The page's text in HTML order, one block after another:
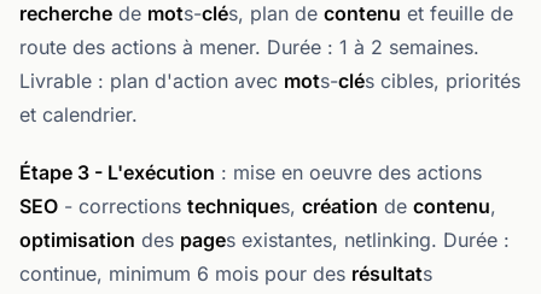
recherche de mots-clés, plan de contenu et feuille de
route des actions à mener. Durée : 1 à 2 semaines.
Livrable : plan d'action avec mots-clés cibles, priorités
et calendrier.
Étape 3 - L'exécution : mise en oeuvre des actions
SEO - corrections techniques, création de contenu,
optimisation des pages existantes, netlinking. Durée :
continue, minimum 6 mois pour des résultats